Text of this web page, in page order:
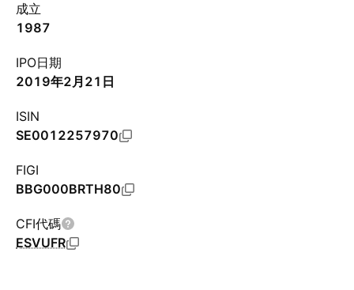
成立
1987
IPO日期
2019年2月21日
ISIN
SE0012257970
FIGI
BBG000BRTH80
CFI代碼
ESVUFR